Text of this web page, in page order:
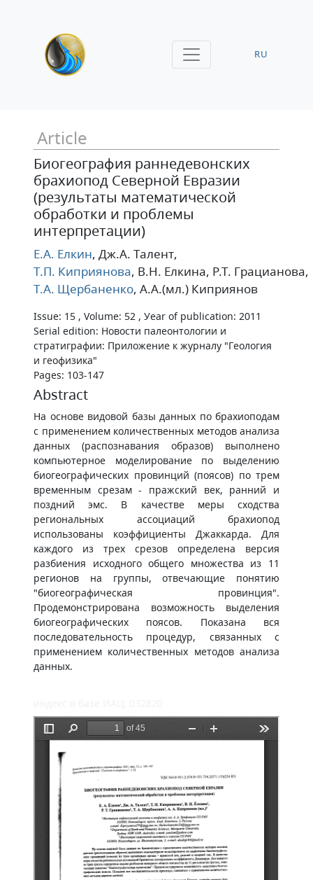
RU
Article
Биогеография раннедевонских
брахиопод Северной Евразии
(результаты математической
обработки и проблемы
интерпретации)
Е.А. Елкин, Дж.А. Талент,
Т.П. Киприянова, В.Н. Елкина, Р.Т. Грацианова,
Т.А. Щербаненко, А.А.(мл.) Киприянов
Issue: 15 , Volume: 52 , Уear of publication: 2011
Serial edition: Новости палеонтологии и
стратиграфии: Приложение к журналу "Геология
и геофизика"
Pages: 103-147
Abstract
На основе видовой базы данных по брахиоподам
с применением количественных методов анализа
данных (распознавания образов) выполнено
компьютерное моделирование по выделению
биогеографических провинций (поясов) по трем
временным срезам - пражский век, ранний и
поздний эмс. В качестве меры сходства
региональных ассоциаций брахиопод
использованы коэффициенты Джаккарда. Для
каждого из трех срезов определена версия
разбиения исходного общего множества из 11
регионов на группы, отвечающие понятию
"биогеографическая провинция".
Продемонстрирована возможность выделения
биогеографических поясов. Показана вся
последовательность процедур, связанных с
применением количественных методов анализа
данных.